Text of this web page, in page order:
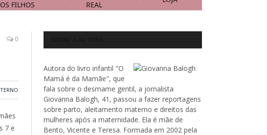
OS FILHOS
REAL
0
7 e
Autora do livro infantil "O
Mamá é da Mamãe", que
fala sobre o desmame gentil, a jornalista
Giovanna Balogh, 41, passou a fazer reportagens
sobre parto, aleitamento materno e direitos das
mulheres após a maternidade. Ela é mãe de
Bento, Vicente e Teresa. Formada em 2002 pela